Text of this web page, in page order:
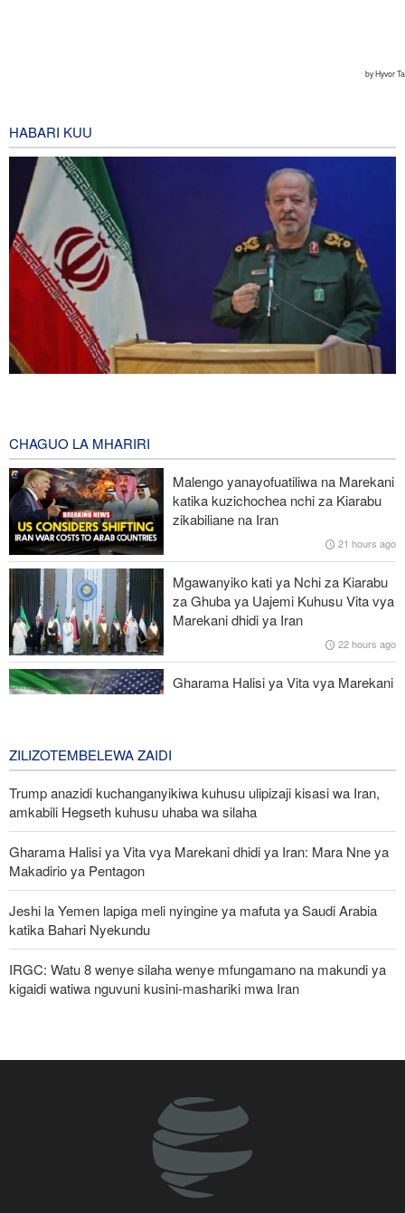
HABARI KUU
UNSC: Kundi la DAESH (ISIS) lingali ni tishio kubwa kwa
usalama barani Afrika
Tume ya kupambana na uhalifu wa kiuchumi Nigeria yafunga
akaunti za serikali ya jimbo
Taarifa ya nchi 8 za Kiarabu na Kiislamu yalaani jinai za Israel
Ghaza
Pezeshkian: Iran inajulikana kama nchi yenye nguvu na
inayoheshimika; maadui wanalenga nembo za nguvu zake
CHAGUO LA MHARIRI
Malengo yanayofuatiliwa na Marekani
katika kuzichochea nchi za Kiarabu
zikabiliane na Iran
21 hours ago
Mgawanyiko kati ya Nchi za Kiarabu
za Ghuba ya Uajemi Kuhusu Vita vya
Marekani dhidi ya Iran
22 hours ago
Gharama Halisi ya Vita vya Marekani
ZILIZOTEMBELEWA ZAIDI
Trump anazidi kuchanganyikiwa kuhusu ulipizaji kisasi wa Iran,
amkabili Hegseth kuhusu uhaba wa silaha
Gharama Halisi ya Vita vya Marekani dhidi ya Iran: Mara Nne ya
Makadirio ya Pentagon
Jeshi la Yemen lapiga meli nyingine ya mafuta ya Saudi Arabia
katika Bahari Nyekundu
IRGC: Watu 8 wenye silaha wenye mfungamano na makundi ya
kigaidi watiwa nguvuni kusini-mashariki mwa Iran
Ripoti: Marekani inazishinikiza nchi za Afrika kujiondoa ICC au
Malengo yanayofuatiliwa na Marekani katika kuzichochea nchi za